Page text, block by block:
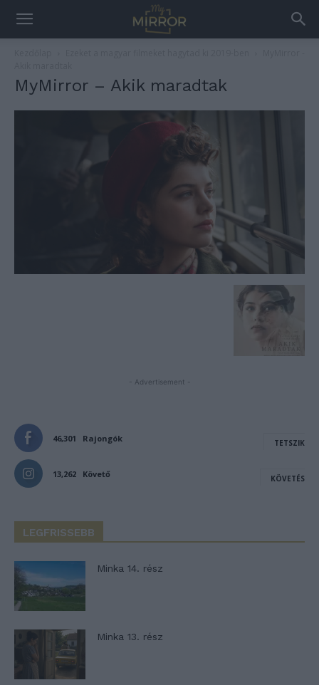
MyMirror – Akik maradtak
- Advertisement -
46,301 Rajongók TETSZIK
13,262 Követő KÖVETÉS
LEGFRISSEBB
Minka 14. rész
Minka 13. rész